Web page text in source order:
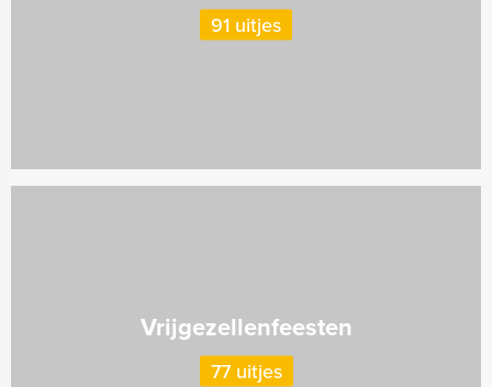
91 uitjes
Vrijgezellenfeesten
77 uitjes